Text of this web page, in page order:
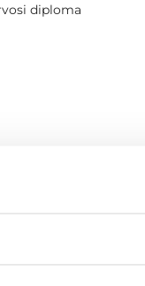
diploma